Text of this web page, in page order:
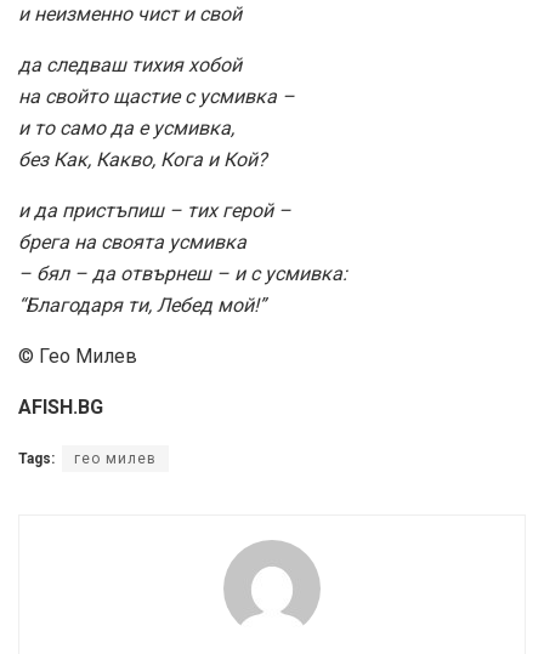
и неизменно чист и свой
да следваш тихия хобой
на свойто щастие с усмивка –
и то само да е усмивка,
без Как, Какво, Кога и Кой?
и да пристъпиш – тих герой –
брега на своята усмивка
– бял – да отвърнеш – и с усмивка:
“Благодаря ти, Лебед мой!”
© Гео Милев
AFISH.BG
Tags: гео милев